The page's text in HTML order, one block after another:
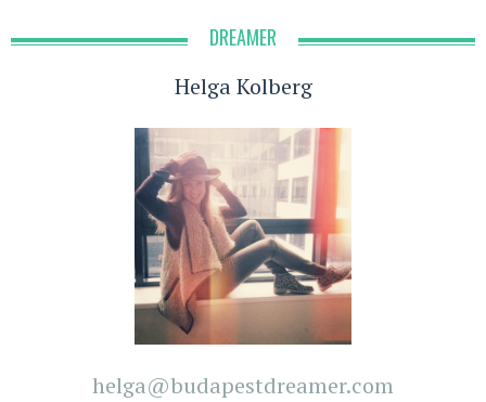
DREAMER
Helga Kolberg
helga@budapestdreamer.com